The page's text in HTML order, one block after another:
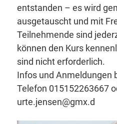
entstanden – es wird
ausgetauscht und mit
Teilnehmende sind
können den Kurs
sind nicht erforderlich.
Infos und Anmeldungen
Telefon 015152263667
urte.jensen@gmx.d